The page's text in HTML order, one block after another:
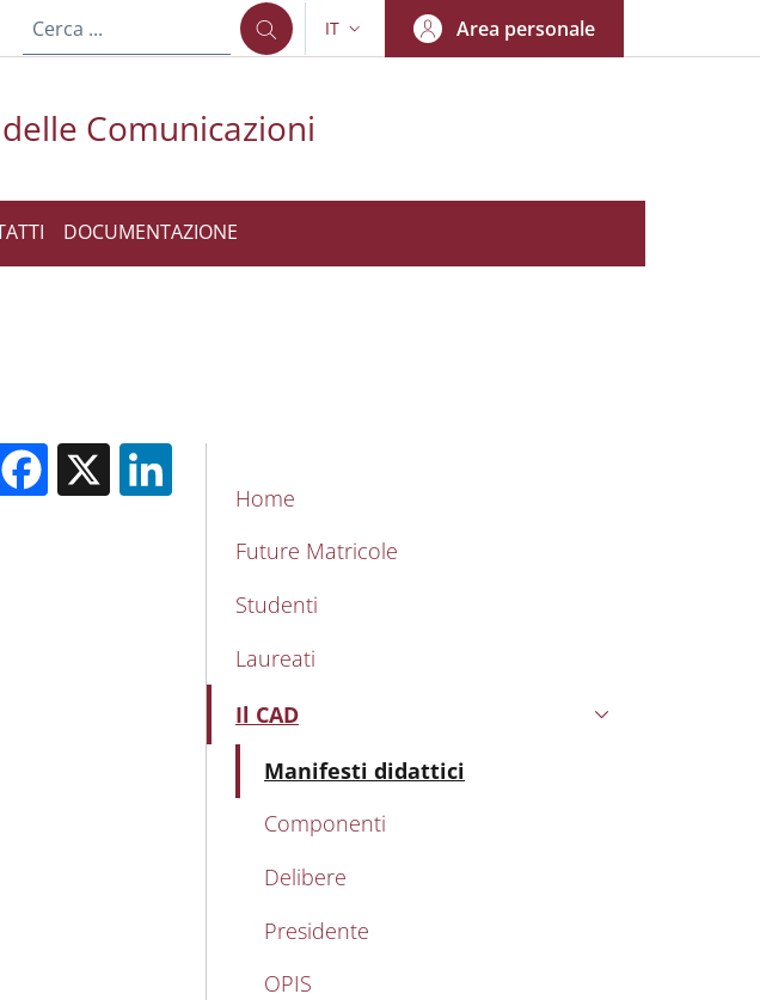
SELETTORE LINGUA: CURRENT LANGUAGE
IT Area personale
Comunicazioni
DOCUMENTAZIONE
Facebook
X
MAIN NAVIGATION
Home
Future Matricole
Studenti
Laureati
Il CAD
Attivo
Manifesti didattici
Componenti
Delibere
Presidente
OPIS